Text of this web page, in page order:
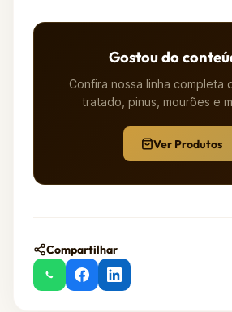
Gostou do
Confira nossa linha completa
tratado, pinus, mourões e
Ver Produtos
Compartilhar